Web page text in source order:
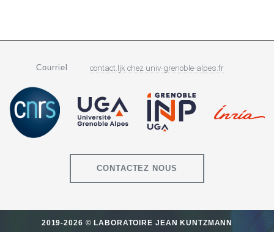
Courriel contact.ljk chez univ-grenoble-alpes.fr
CONTACTEZ NOUS
2019-2026 © LABORATOIRE JEAN KUNTZMANN